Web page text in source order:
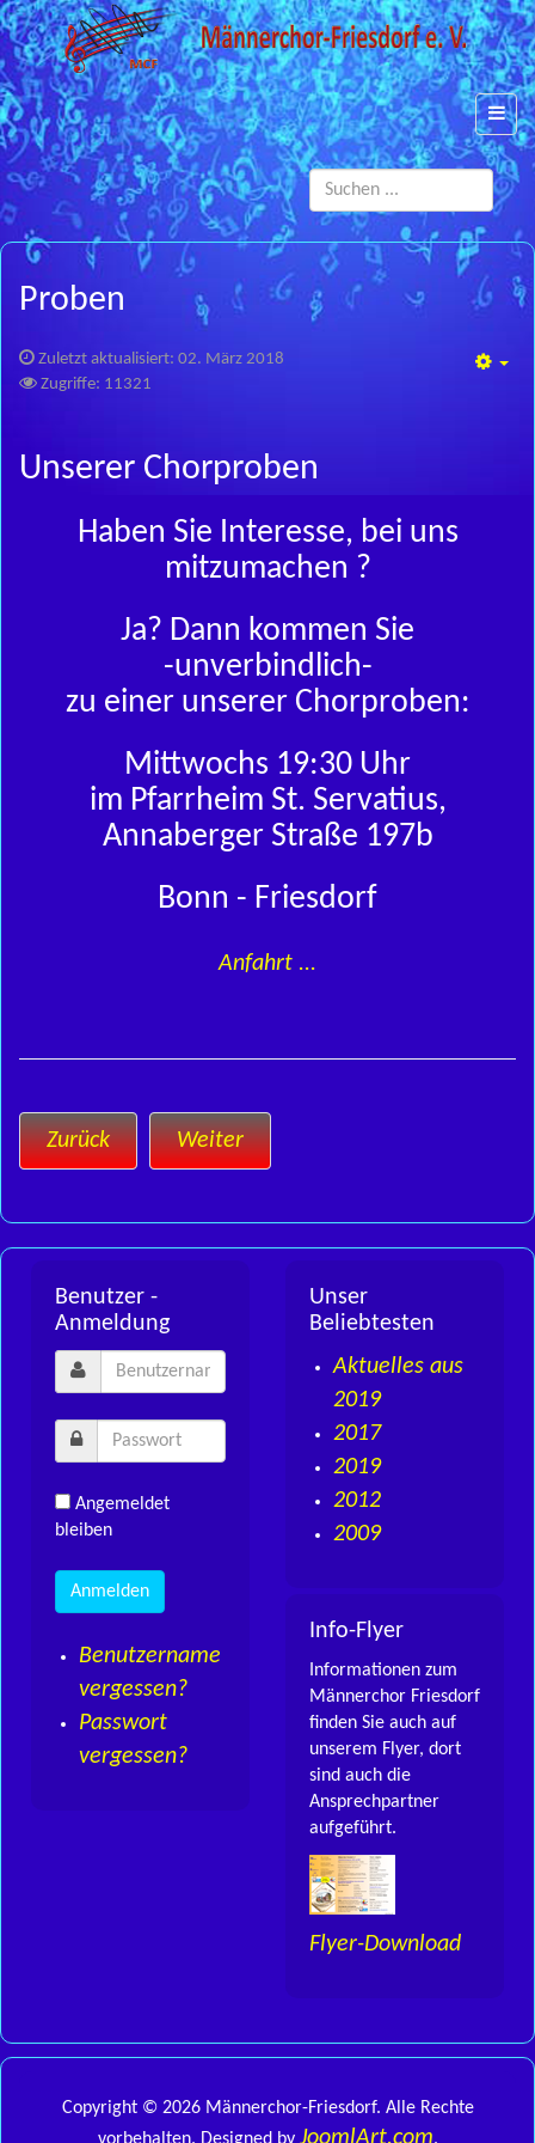
...
Proben
Zuletzt aktualisiert: 02. März 2018
Zugriffe: 11321
Unserer Chorproben
Haben Sie Interesse, bei uns
mitzumachen ?
Ja? Dann kommen Sie
-unverbindlich-
zu einer unserer Chorproben:
Mittwochs 19:30 Uhr
im Pfarrheim St. Servatius,
Annaberger Straße 197b
Bonn - Friesdorf
Anfahrt ...
Zurück Weiter
Benutzer -
Anmeldung
Angemeldet
bleiben
Benutzername
vergessen?
Passwort
vergessen?
Unser
Beliebtesten
Aktuelles aus
2019
2017
2019
2012
2009
Info-Flyer
Informationen zum
Männerchor Friesdorf
finden Sie auch auf
unserem Flyer, dort
sind auch die
Ansprechpartner
aufgeführt.
Flyer-Download
Copyright © 2026 Männerchor-Friesdorf. Alle Rechte
JoomlArt.com